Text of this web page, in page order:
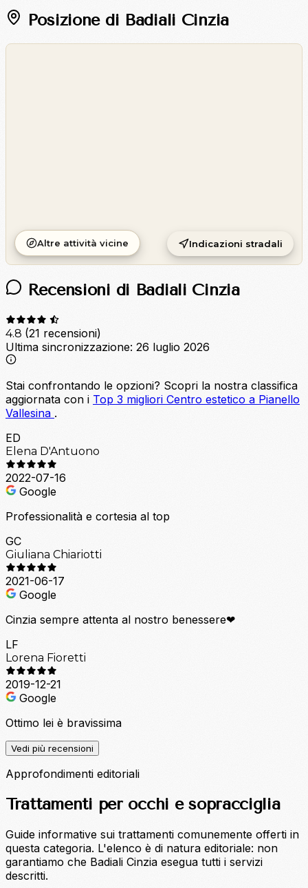
Posizione di Badiali Cinzia
Altre attività vicine Indicazioni stradali
Recensioni di Badiali Cinzia
4.8 (21 recensioni)
Ultima sincronizzazione: 26 luglio 2026
Stai confrontando le opzioni? Scopri la nostra classifica
aggiornata con i Top 3 migliori Centro estetico a Pianello
Vallesina .
ED
Elena D'Antuono
2022-07-16
Google
Professionalità e cortesia al top
GC
Giuliana Chiariotti
2021-06-17
Google
Cinzia sempre attenta al nostro benessere❤
LF
Lorena Fioretti
2019-12-21
Google
Ottimo lei è bravissima
Vedi più recensioni
Approfondimenti editoriali
Trattamenti per occhi e sopracciglia
Guide informative sui trattamenti comunemente offerti in
questa categoria. L'elenco è di natura editoriale: non
garantiamo che Badiali Cinzia esegua tutti i servizi
descritti.